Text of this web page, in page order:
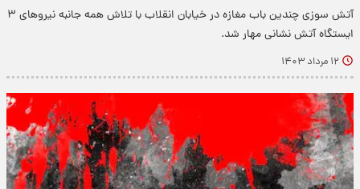
آتش سوزی چندین باب مغازه در خیابان انقلاب با تلاش همه جانبه نیروهای ۳
ایستگاه آتش نشانی مهار شد.
۱۲ مرداد ۱۴۰۳